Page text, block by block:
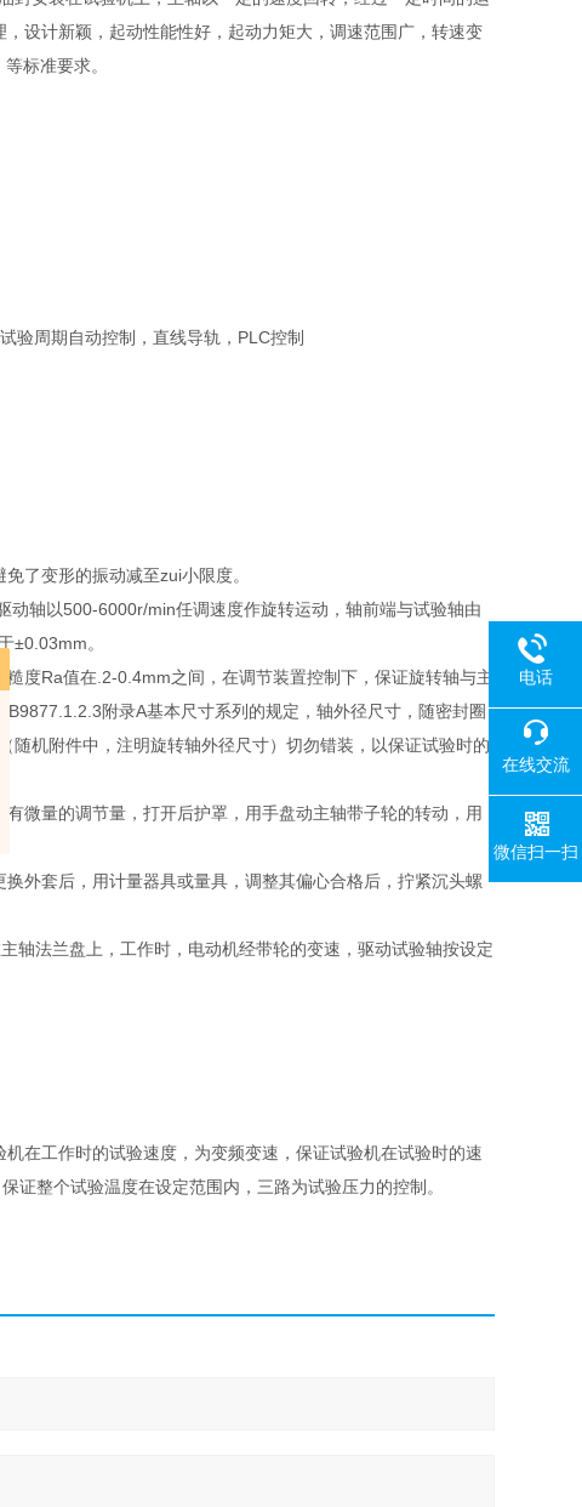
设计新颖，起动性能性好，起动力矩大，调速范围广，转速变
标准要求。
周期自动控制，直线导轨，PLC控制
了变形的振动减至zui小限度。
轴以500-6000r/min任调速度作旋转运动，轴前端与试验轴由
±0.03mm。
Ra值在.2-0.4mm之间，在调节装置控制下，保证旋转轴与主
附录A基本尺寸系列的规定，轴外径尺寸，随密封圈
随机附件中，注明旋转轴外径尺寸）切勿错装，以保证试验时的
量的调节量，打开后护罩，用手盘动主轴带子轮的转动，用
套后，用计量器具或量具，调整其偏心合格后，拧紧沉头螺
法兰盘上，工作时，电动机经带轮的变速，驱动试验轴按设定
工作时的试验速度，为变频变速，保证试验机在试验时的速
证整个试验温度在设定范围内，三路为试验压力的控制。
电话
在线交流
微信扫一扫